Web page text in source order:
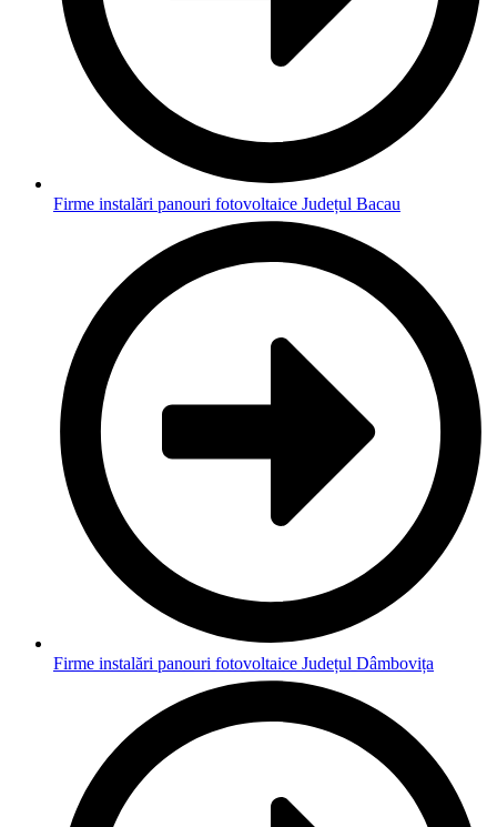
Firme instalări panouri fotovoltaice Județul Bacau
Firme instalări panouri fotovoltaice Județul Dâmbovița